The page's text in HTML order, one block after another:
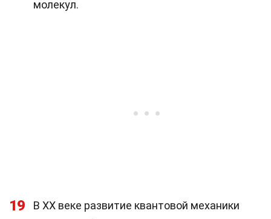
молекул.
19
В XX веке развитие квантовой механики